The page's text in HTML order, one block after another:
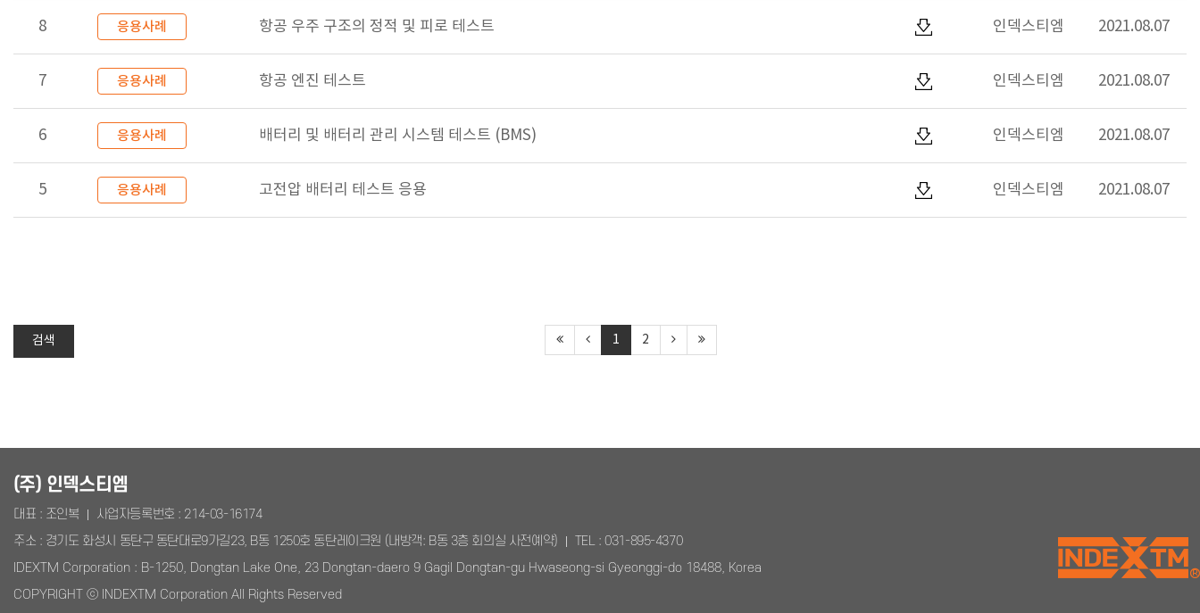
8 응용사례 항공 우주 구조의 정적 및 피로 테스트 인덱스티엠 2021.08.07
7 응용사례 항공 엔진 테스트 인덱스티엠 2021.08.07
6 응용사례 배터리 및 배터리 관리 시스템 테스트 (BMS) 인덱스티엠 2021.08.07
5 응용사례 고전압 배터리 테스트 응용 인덱스티엠 2021.08.07
검색 1 2
(주) 인덱스티엠
대표 : 조인복 사업자등록번호 : 214-03-16174
주소 : 경기도 화성시 동탄구 동탄대로9가길23, B동 1250호 동탄레이크원 (내방객: B동 3층 회의실 사전예약)
TEL : 031-895-4370
IDEXTM Corporation : B-1250, Dongtan Lake One, 23 Dongtan-daero 9 Gagil Dongtan-gu Hwaseong-si Gyeonggi-do 18488, Korea
COPYRIGHT ⓒ INDEXTM Corporation All Rights Reserved